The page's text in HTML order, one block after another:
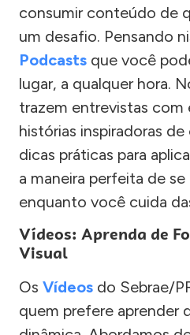
consumir conteúdo de
um desafio. Pensando
Podcasts que você
lugar, a qualquer hora.
trazem entrevistas com
histórias inspiradoras
dicas práticas para
a maneira perfeita de
enquanto você cuida
Vídeos: Aprenda de
Visual
Os Vídeos do Sebrae/
quem prefere aprender